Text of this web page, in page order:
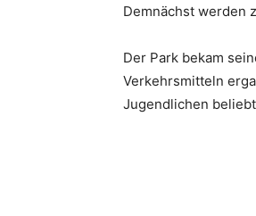
Demnächst ­werden
Der Park bekam
Verkehrsmitteln
Jugendlichen